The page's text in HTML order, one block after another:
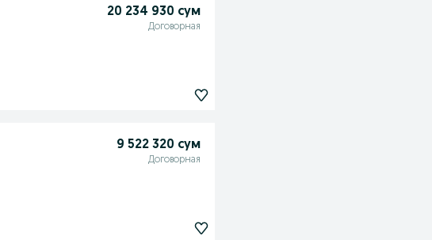
20 234 930 сум
Договорная
9 522 320 сум
Договорная